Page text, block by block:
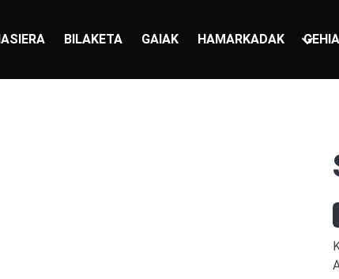
BILAKETA GAIAK HAMARKADAK